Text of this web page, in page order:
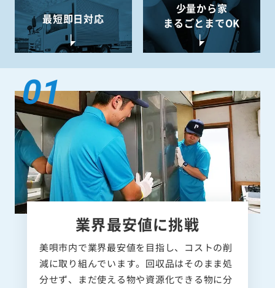
最短即日対応
少量から家
まるごとまでOK
業界最安値に挑戦
美唄市内で業界最安値を目指し、コストの削
減に取り組んでいます。回収品はそのまま処
分せず、まだ使える物や資源化できる物に分